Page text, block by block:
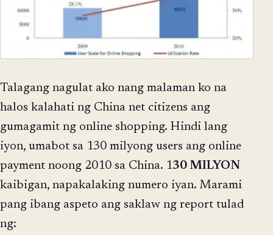
Talagang nagulat ako nang malaman ko na
halos kalahati ng China net citizens ang
gumagamit ng online shopping. Hindi lang
iyon, umabot sa 130 milyong users ang online
payment noong 2010 sa China. 130 MILYON
kaibigan, napakalaking numero iyan. Marami
pang ibang aspeto ang saklaw ng report tulad
ng: